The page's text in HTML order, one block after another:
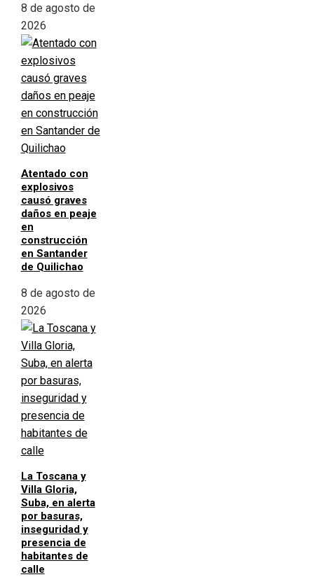
8 de agosto de
2026
Atentado con
explosivos
causó graves
daños en peaje
en
construcción
en Santander
de Quilichao
8 de agosto de
2026
La Toscana y
Villa Gloria,
Suba, en alerta
por basuras,
inseguridad y
presencia de
habitantes de
calle